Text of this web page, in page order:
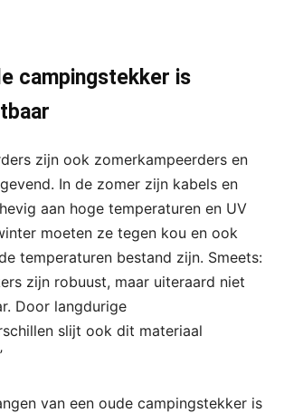
campingstekker is
zijn ook zomerkampeerders en
In de zomer zijn kabels en
aan hoge temperaturen en UV
moeten ze tegen kou en ook
temperaturen bestand zijn. Smeets:
zijn robuust, maar uiteraard niet
Door langdurige
slijt ook dit materiaal
van een oude campingstekker is